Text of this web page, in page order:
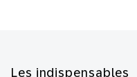
Les indispensables